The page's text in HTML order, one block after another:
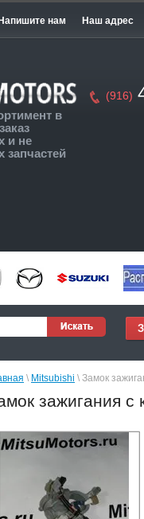
Напишите нам Наш адрес
в
и не
запчастей
(916)
\ Mitsubishi \ Замок
зажигания